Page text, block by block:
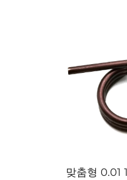
맞춤형 0.01